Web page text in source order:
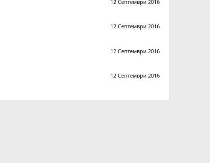
12 Септември 2016
12 Септември 2016
12 Септември 2016
12 Септември 2016